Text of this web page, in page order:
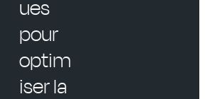
ues
pour
optim
iser la